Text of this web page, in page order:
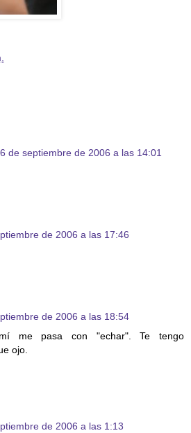
6 de septiembre de 2006 a las 14:01
de 2006 a las 17:46
de 2006 a las 18:54
me pasa con "echar". Te tengo
ojo.
de 2006 a las 1:13